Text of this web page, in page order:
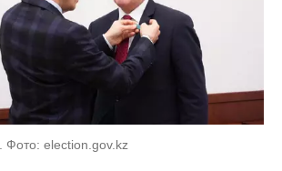
Фото: election.gov.kz